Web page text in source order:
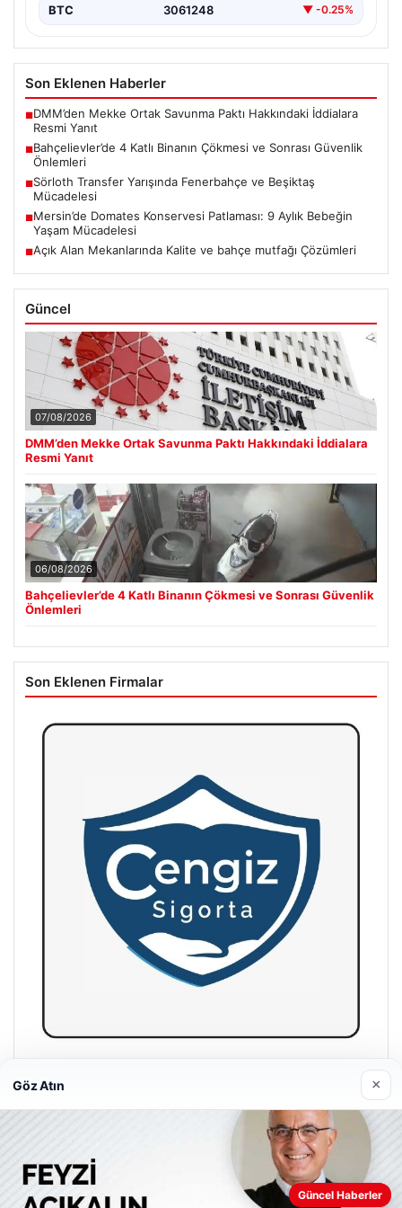
BTC 3061248 ▼ -0.25%
Son Eklenen Haberler
■DMM’den Mekke Ortak Savunma Paktı Hakkındaki İddialara
Resmi Yanıt
■Bahçelievler’de 4 Katlı Binanın Çökmesi ve Sonrası Güvenlik
Önlemleri
■Sörloth Transfer Yarışında Fenerbahçe ve Beşiktaş
Mücadelesi
■Mersin’de Domates Konservesi Patlaması: 9 Aylık Bebeğin
Yaşam Mücadelesi
■Açık Alan Mekanlarında Kalite ve bahçe mutfağı Çözümleri
Güncel
07/08/2026
DMM’den Mekke Ortak Savunma Paktı Hakkındaki İddialara
Resmi Yanıt
06/08/2026
Bahçelievler’de 4 Katlı Binanın Çökmesi ve Sonrası Güvenlik
Önlemleri
Son Eklenen Firmalar
Hastaş Beton
Web sitemizi nasıl kullandığınızı daha iyi anlayabilmek,
Göz Atın ×
Güncel Haberler